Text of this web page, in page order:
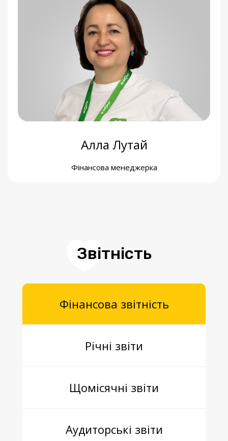
Алла Лутай
Фінансова менеджерка
Звітність
Фінансова звітність
Річні звіти
Щомісячні звіти
Аудиторські звіти